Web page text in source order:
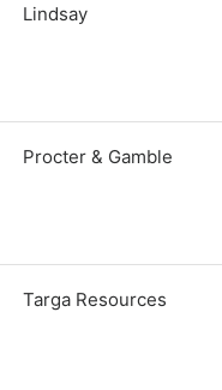
Lindsay
Procter & Gamble
Targa Resources